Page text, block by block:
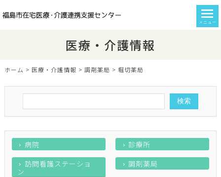
メニュー
医療・介護情報
ホーム > 医療・介護情報 > 調剤薬局 > 堀切薬局
病院
診療所
訪問看護ステーショ
ン
調剤薬局